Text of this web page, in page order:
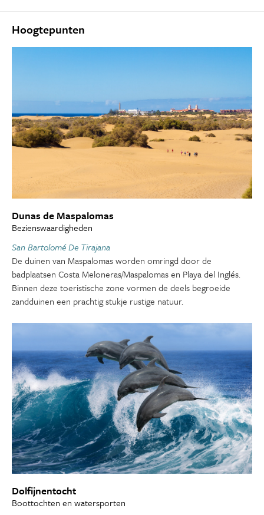
Hoogtepunten
Dunas de Maspalomas
Bezienswaardigheden
San Bartolomé De Tirajana
De duinen van Maspalomas worden omringd door de
badplaatsen Costa Meloneras/Maspalomas en Playa del Inglés.
Binnen deze toeristische zone vormen de deels begroeide
zandduinen een prachtig stukje rustige natuur.
Dolfijnentocht
Boottochten en watersporten